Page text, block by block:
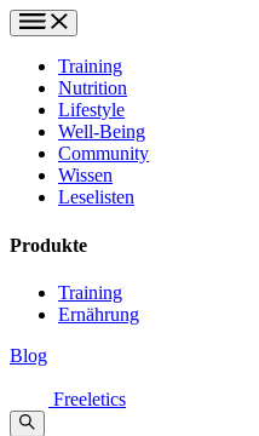
Training
Nutrition
Lifestyle
Well-Being
Community
Wissen
Leselisten
Produkte
Training
Ernährung
Blog
Freeletics